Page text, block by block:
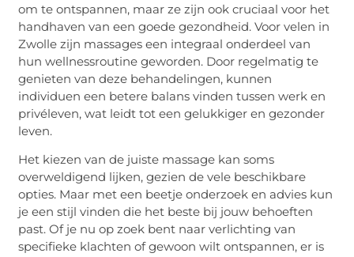
om te ontspannen, maar ze zijn ook cruciaal voor het
handhaven van een goede gezondheid. Voor velen in
Zwolle zijn massages een integraal onderdeel van
hun wellnessroutine geworden. Door regelmatig te
genieten van deze behandelingen, kunnen
individuen een betere balans vinden tussen werk en
privéleven, wat leidt tot een gelukkiger en gezonder
leven.
Het kiezen van de juiste massage kan soms
overweldigend lijken, gezien de vele beschikbare
opties. Maar met een beetje onderzoek en advies kun
je een stijl vinden die het beste bij jouw behoeften
past. Of je nu op zoek bent naar verlichting van
specifieke klachten of gewoon wilt ontspannen, er is